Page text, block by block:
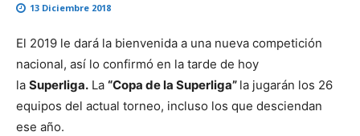
13 Diciembre 2018
El 2019 le dará la bienvenida a una nueva competición
nacional, así lo confirmó en la tarde de hoy
la Superliga. La “Copa de la Superliga” la jugarán los 26
equipos del actual torneo, incluso los que desciendan
ese año.